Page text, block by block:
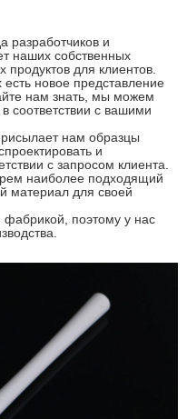
разработчиков и
наших собственных
продуктов для клиентов.
новое представление
нам знать, мы можем
соответствии с вашими
нам образцы
и
с запросом клиента.
наиболее подходящий
материал для своей
поэтому у нас